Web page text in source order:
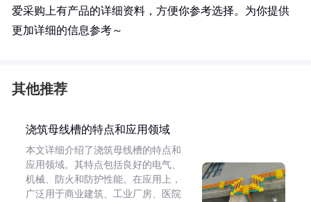
爱采购上有产品的详细资料，方便你参考选择。为你提供
更加详细的信息参考～
其他推荐
浇筑母线槽的特点和应用领域
本文详细介绍了浇筑母线槽的特点和
应用领域。其特点包括良好的电气、
机械、防火和防护性能。在应用上，
广泛用于商业建筑、工业厂房、医院